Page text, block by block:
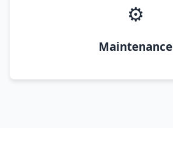
⚙️
Maintenance